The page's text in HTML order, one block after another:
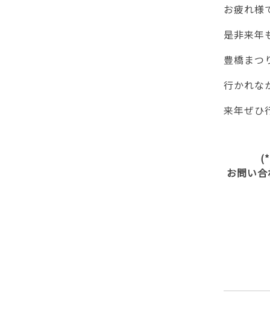
お疲れ様
是非来年
豊橋まつ
行かれな
来年ぜひ
お問い